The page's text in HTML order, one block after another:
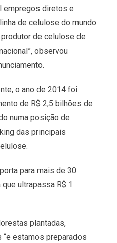
empregos diretos e
de celulose do mundo
de celulose de
observou
o ano de 2014 foi
de R$ 2,5 bilhões de
numa posição de
das principais
para mais de 30
ultrapassa R$ 1
plantadas,
estamos preparados